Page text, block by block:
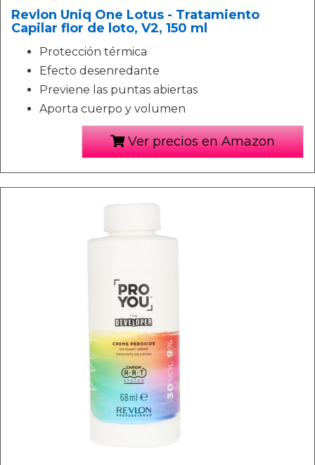
Revlon Uniq One Lotus - Tratamiento
Capilar flor de loto, V2, 150 ml
Protección térmica
Efecto desenredante
Previene las puntas abiertas
Aporta cuerpo y volumen
Ver precios en Amazon